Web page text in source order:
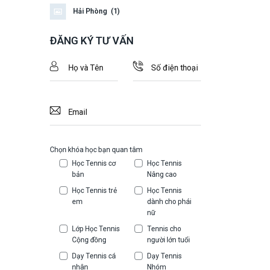
Hải Phòng (1)
ĐĂNG KÝ TƯ VẤN
Chọn khóa học bạn quan tâm
Học Tennis cơ
bản
Học Tennis
Nâng cao
Học Tennis trẻ
em
Học Tennis
dành cho phái
nữ
Lớp Học Tennis
Cộng đồng
Tennis cho
người lớn tuổi
Dạy Tennis cá
nhân
Dạy Tennis
Nhóm